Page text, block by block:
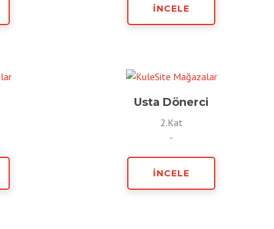
İNCELE
Usta Dönerci
2.Kat
-
İNCELE